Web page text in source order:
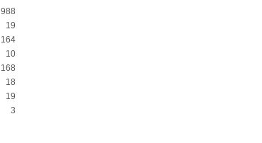
988
19
164
10
168
18
19
3